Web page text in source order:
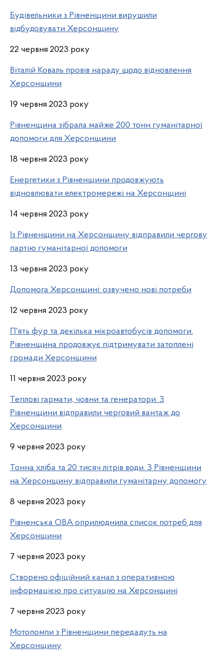
Будівельники з Рівненщини вирушили
відбудовувати Херсонщину
22 червня 2023 року
Віталій Коваль провів нараду щодо відновлення
Херсонщини
19 червня 2023 року
Рівненщина зібрала майже 200 тонн гуманітарної
допомоги для Херсонщини
18 червня 2023 року
Енергетики з Рівненщини продовжують
відновлювати електромережі на Херсонщині
14 червня 2023 року
Із Рівненщини на Херсонщину відправили чергову
партію гуманітарної допомоги
13 червня 2023 року
Допомога Херсонщині: озвучено нові потреби
12 червня 2023 року
П'ять фур та декілька мікроавтобусів допомоги.
Рівненщина продовжує підтримувати затоплені
громади Херсонщини
11 червня 2023 року
Теплові гармати, човни та генератори. З
Рівненщини відправили черговий вантаж до
Херсонщини
9 червня 2023 року
Тонна хліба та 20 тисяч літрів води. З Рівненщини
на Херсонщину відправили гуманітарну допомогу
8 червня 2023 року
Рівненська ОВА оприлюднила список потреб для
Херсонщини
7 червня 2023 року
Створено офіційний канал з оперативною
інформацією про ситуацію на Херсонщині
7 червня 2023 року
Мотопомпи з Рівненщини передадуть на
Херсонщину